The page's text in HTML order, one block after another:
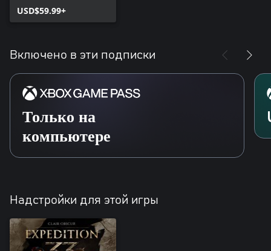
USD$59.99+
Включено в эти подписки
Только на
компьютере
Надстройки для этой игры